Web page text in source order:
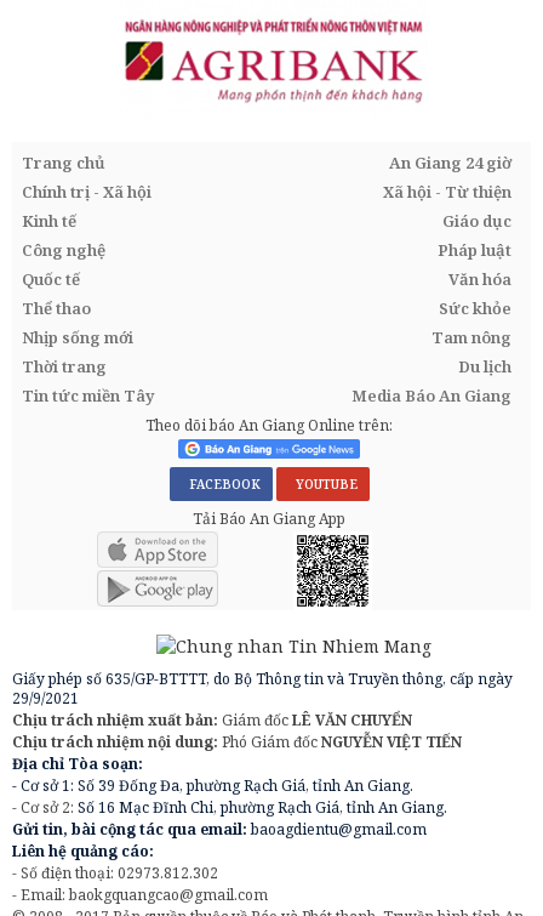
Trang chủ
An Giang 24 giờ
Chính trị - Xã hội
Xã hội - Từ thiện
Kinh tế
Giáo dục
Công nghệ
Pháp luật
Quốc tế
Văn hóa
Thể thao
Sức khỏe
Nhịp sống mới
Tam nông
Thời trang
Du lịch
Tin tức miền Tây
Media Báo An Giang
Theo dõi báo An Giang Online trên:
FACEBOOK YOUTUBE
Tải Báo An Giang App
Giấy phép số 635/GP-BTTTT, do Bộ Thông tin và Truyền thông, cấp ngày
29/9/2021
Chịu trách nhiệm xuất bản: Giám đốcLÊ VĂN CHUYỂN
Chịu trách nhiệm nội dung: Phó Giám đốcNGUYỄN VIỆT TIẾN
Địa chỉ Tòa soạn:
- Cơ sở 1: Số 39 Đống Đa, phường Rạch Giá, tỉnh An Giang.
- Cơ sở 2: Số 16 Mạc Đĩnh Chi, phường Rạch Giá, tỉnh An Giang.
Gửi tin, bài cộng tác qua email:baoagdientu@gmail.com
Liên hệ quảng cáo:
- Số điện thoại: 02973.812.302
- Email:baokgquangcao@gmail.com